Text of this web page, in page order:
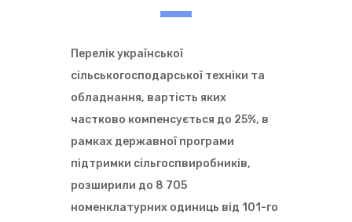
Перелік української
сільськогосподарської техніки та
обладнання, вартість яких
частково компенсується до 25%, в
рамках державної програми
підтримки сільгоспвиробників,
розширили до 8 705
номенклатурних одиниць від 101-го